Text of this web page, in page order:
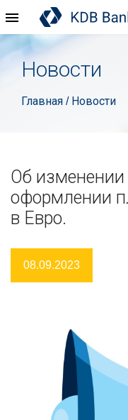
Новости
Главная / Новости
Об изменении
оформлении
в Евро.
08.09.2023